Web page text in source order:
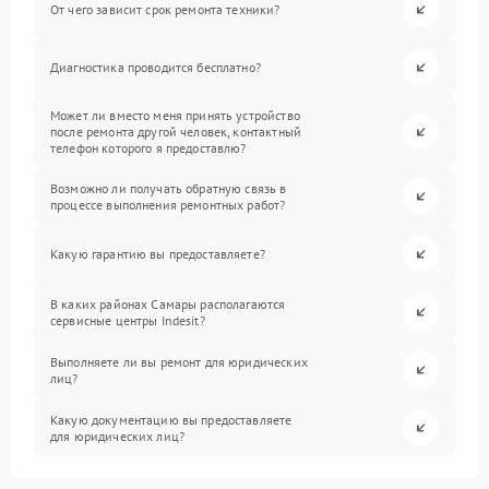
От чего зависит срок ремонта техники?
Диагностика проводится бесплатно?
Может ли вместо меня принять устройство
после ремонта другой человек, контактный
телефон которого я предоставлю?
Возможно ли получать обратную связь в
процессе выполнения ремонтных работ?
Какую гарантию вы предоставляете?
В каких районах Самары располагаются
сервисные центры Indesit?
Выполняете ли вы ремонт для юридических
лиц?
Какую документацию вы предоставляете
для юридических лиц?